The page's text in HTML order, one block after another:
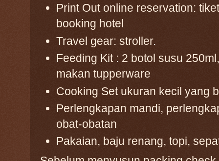
Print Out online reservation:
booking hotel
Travel gear: stroller.
Feeding Kit : 2 botol susu
makan tupperware
Cooking Set ukuran kecil yang
Perlengkapan mandi,
obat-obatan
Pakaian, baju renang, topi,